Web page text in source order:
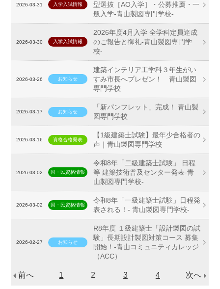
2026-03-31 入学入試情報
型選抜［AO入学］・公募推薦・一
般入学-青山製図専門学校-
2026-03-30 入学入試情報
2026年度4月入学 全学科定員達成
のご報告と御礼-青山製図専門学
校-
2026-03-26 お知らせ
建築インテリア工学科３年生がい
すみ市長へプレゼン！ 青山製図
専門学校
2026-03-17 お知らせ
「新パンフレット」完成！ 青山製
図専門学校
2026-03-16 資格合格発表
【1級建築士試験】最年少合格者の
声｜青山製図専門学校
2026-03-02 国・民資格情報
令和8年「二級建築士試験」 日程
等 建築技術普及センター発表-青
山製図専門学校-
2026-03-02 国・民資格情報
令和8年「一級建築士試験」日程発
表される！- 青山製図専門学校-
2026-02-27 お知らせ
R8年度 １級建築士「設計製図の試
験」長期設計製図対策コース 募集
開始！-青山コミュニティカレッジ
（ACC）
前へ 1 2 3 4 次へ